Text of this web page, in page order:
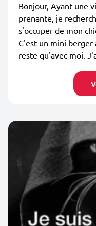
Bonjour, Ayant une
prenante, je
s'occuper de mon
C'est un mini berger
reste qu'avec moi.